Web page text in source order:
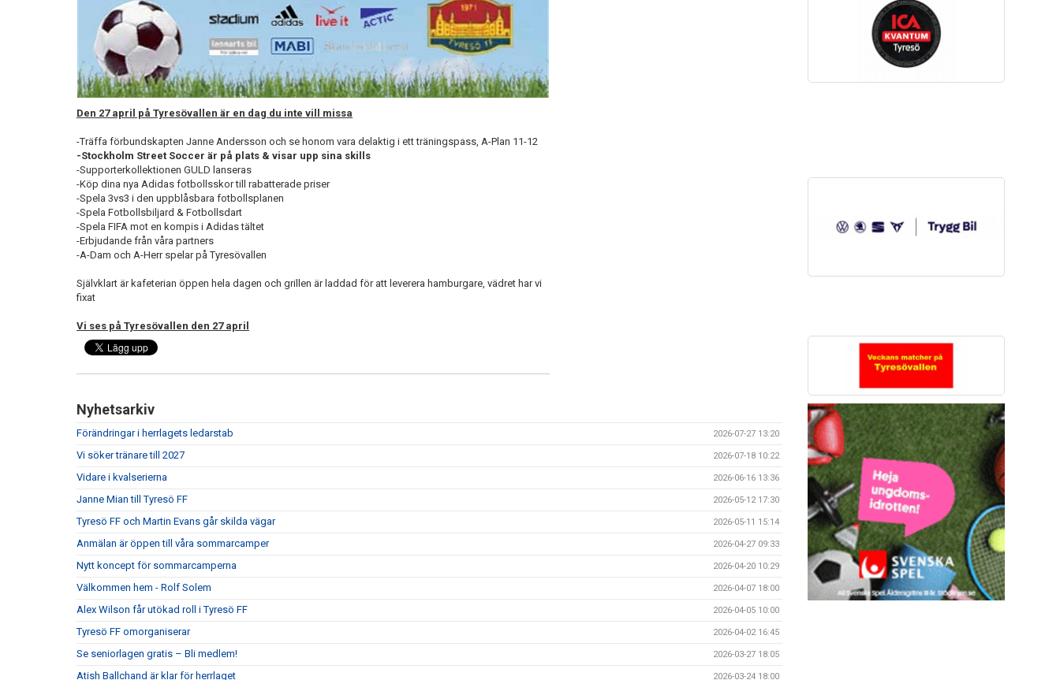
Den 27 april på Tyresövallen är en dag du inte vill missa
-Träffa förbundskapten Janne Andersson och se honom vara delaktig i ett träningspass, A-Plan 11-12
-Stockholm Street Soccer är på plats & visar upp sina skills
-Supporterkollektionen GULD lanseras
-Köp dina nya Adidas fotbollsskor till rabatterade priser
-Spela 3vs3 i den uppblåsbara fotbollsplanen
-Spela Fotbollsbiljard & Fotbollsdart
-Spela FIFA mot en kompis i Adidas tältet
-Erbjudande från våra partners
-A-Dam och A-Herr spelar på Tyresövallen
Självklart är kafeterian öppen hela dagen och grillen är laddad för att leverera hamburgare, vädret har vi
fixat
Vi ses på Tyresövallen den 27 april
Nyhetsarkiv
Förändringar i herrlagets ledarstab 2026-07-27 13:20
Vi söker tränare till 2027 2026-07-18 10:22
Vidare i kvalserierna 2026-06-16 13:36
Janne Mian till Tyresö FF 2026-05-12 17:30
Tyresö FF och Martin Evans går skilda vägar 2026-05-11 15:14
Anmälan är öppen till våra sommarcamper 2026-04-27 09:33
Nytt koncept för sommarcamperna 2026-04-20 10:29
Välkommen hem - Rolf Solem 2026-04-07 18:00
Alex Wilson får utökad roll i Tyresö FF 2026-04-05 10:00
Tyresö FF omorganiserar 2026-04-02 16:45
Se seniorlagen gratis – Bli medlem! 2026-03-27 18:05
Atish Ballchand är klar för herrlaget 2026-03-24 18:00